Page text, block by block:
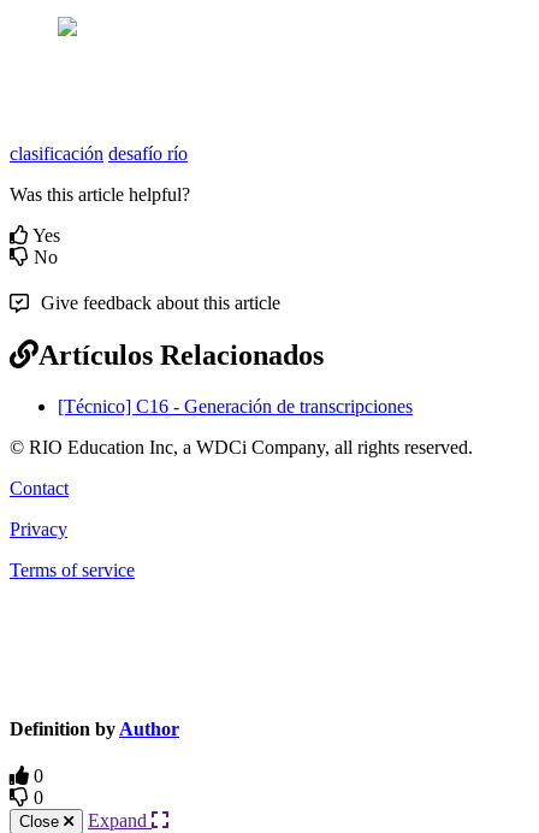
clasificación desafío río
Was this article helpful?
Yes
No
Give feedback about this article
Artículos Relacionados
[Técnico] C16 - Generación de transcripciones
© RIO Education Inc, a WDCi Company, all rights reserved.
Contact
Privacy
Terms of service
Definition by Author
0
0
Close Expand